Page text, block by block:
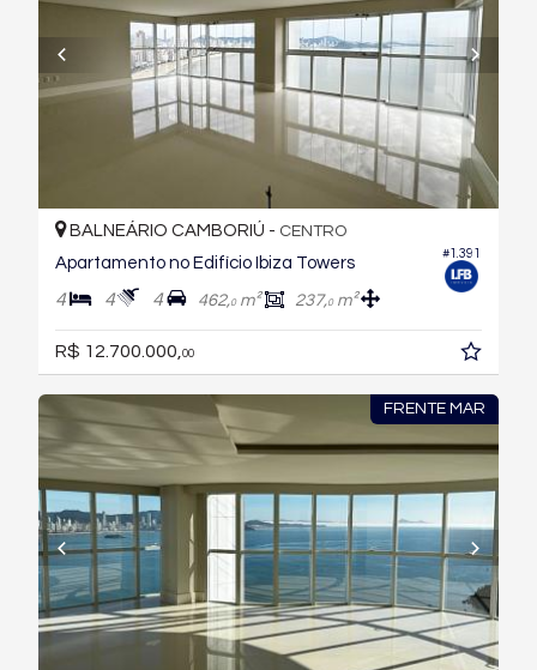
#1.391
BALNEÁRIO CAMBORIÚ - CENTRO
Apartamento no Edifício Ibiza Towers
4 4 4 462,0m² 237,0m²
R$ 12.700.000,00
FRENTE MAR